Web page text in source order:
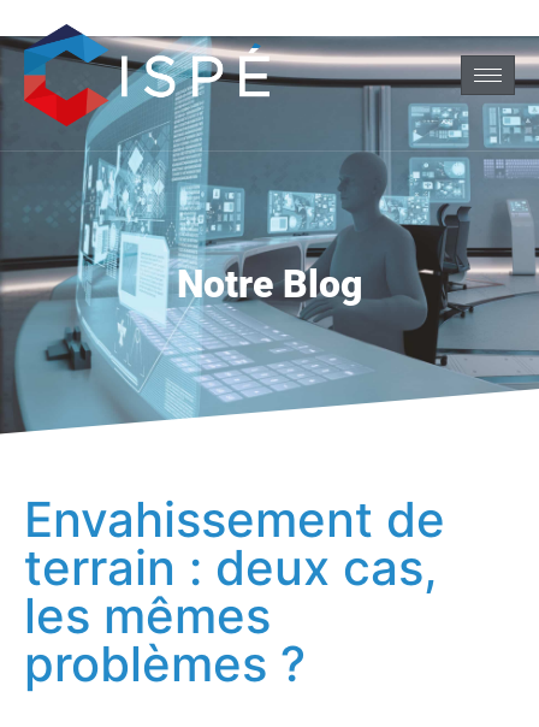
Notre Blog
Envahissement de
terrain : deux cas,
les mêmes
problèmes ?